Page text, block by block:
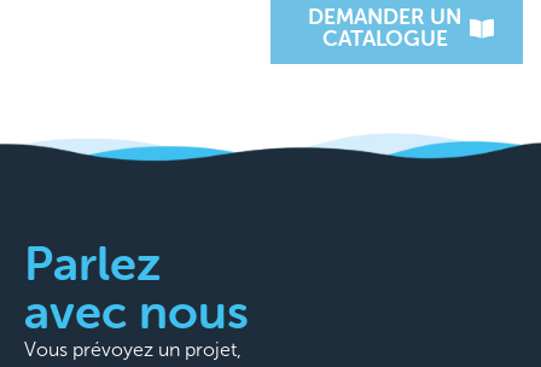
DEMANDER UN
CATALOGUE
Parlez
avec nous
Vous prévoyez un projet,